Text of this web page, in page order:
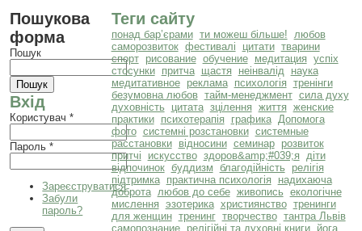
Пошукова
форма
Пошук
Вхід
Користувач*
Пароль*
Зареєструватися
Забули
пароль?
Теги сайту
понад бар’єрами ти можеш більше!
любов
саморозвиток фестивалі цитати тварини
спорт
рисование обучение медитация успіх
стосунки
притча щастя неінвалід
наука
медитативное
реклама психологія тренінги
безумовна любов тайм-менеджмент сила духу
духовність
цитата зцілення життя женские
практики
психотерапія графика
Допомога
фото системні розстановки системные
расстановки
відносини семинар
розвиток
притчі
искусство здоров&amp;#039;я
діти
відпочинок буддизм благодійність
релігія
підтримка
практична психологія
надихаюча
доброта
любов до себе живопись екологічне
мислення эзотерика християнство тренинги
для женщин тренинг творчество тантра Львів
самопознание
релігійні та духовні книги йога